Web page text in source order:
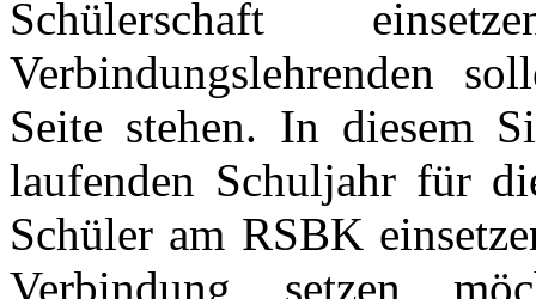
Schülerschaft
Verbindungslehrenden
Seite stehen. In diesem
laufenden Schuljahr für
Schüler am RSBK
Verbindung setzen